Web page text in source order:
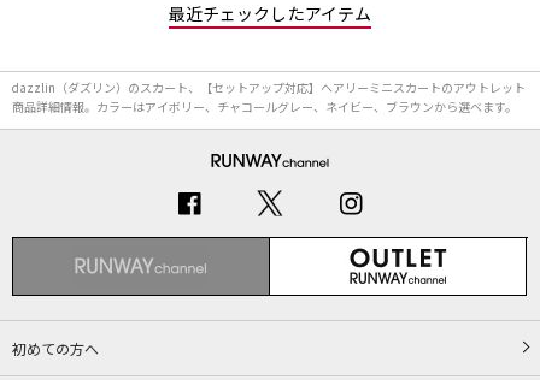
最近チェックしたアイテム
dazzlin（ダズリン）のスカート、【セットアップ対応】ヘアリーミニスカートのアウトレット
商品詳細情報。カラーはアイボリー、チャコールグレー、ネイビー、ブラウンから選べます。
初めての方へ